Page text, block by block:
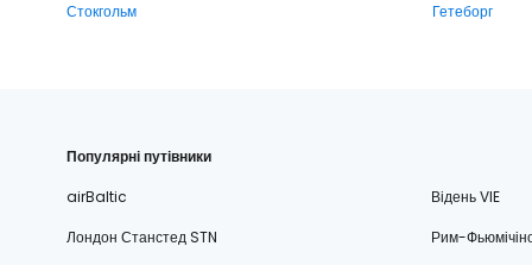
Стокгольм
Гетеборг
Популярні путівники
airBaltic
Відень VIE
Лондон Станстед STN
Рим-